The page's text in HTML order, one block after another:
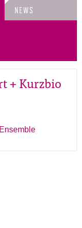
NEWS
+ Kurzbio